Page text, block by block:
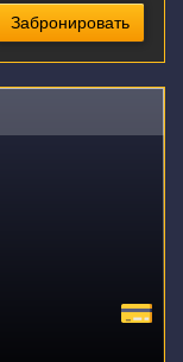
Забронировать